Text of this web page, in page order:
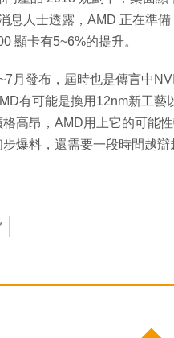
息人士透露，AMD 正在準
顯卡有5~6%的提升。
月發布，屆時也是傳言中
有可能是換用12nm新工
高昂，AMD用上它的可能
爆料，還需要一段時間越辯